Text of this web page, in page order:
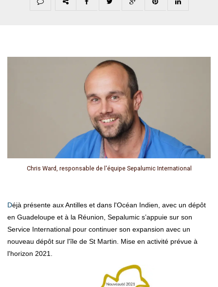
Chris Ward, responsable de l'équipe Sepalumic International
Déjà présente aux Antilles et dans l'Océan Indien, avec un dépôt
en Guadeloupe et à la Réunion, Sepalumic s’appuie sur son
Service International pour continuer son expansion avec un
nouveau dépôt sur l'île de St Martin. Mise en activité prévue à
l'horizon 2021.